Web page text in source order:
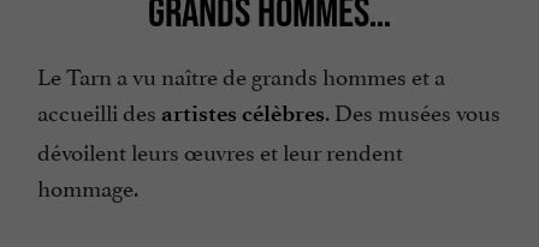
GRANDS HOMMES…
Le Tarn a vu naître de grands hommes et a
accueilli des artistes célèbres. Des musées vous
dévoilent leurs œuvres et leur rendent
hommage.